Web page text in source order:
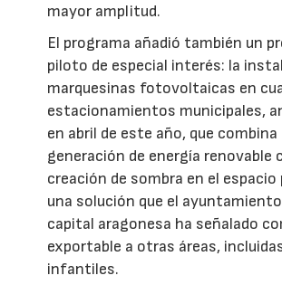
mayor amplitud.
El programa añadió también un
piloto de especial interés: la
marquesinas fotovoltaicas en
estacionamientos municipales,
en abril de este año, que combina
generación de energía renovable
creación de sombra en el espacio
una solución que el
capital aragonesa ha señalado
exportable a otras áreas,
infantiles.